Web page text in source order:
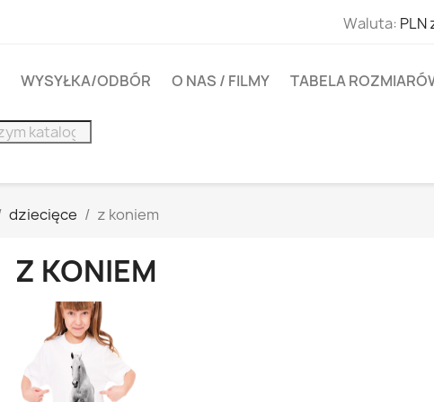
Waluta: PLN
WYSYŁKA/ODBÓR O NAS / FILMY TABELA
dziecięce z koniem
Z KONIEM